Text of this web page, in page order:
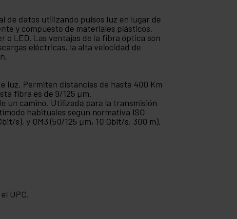
de datos utilizando pulsos luz en lugar de
y compuesto de materiales plásticos.
o LED. Las ventajas de la fibra óptica son
eléctricas, la alta velocidad de
luz. Permiten distancias de hasta 400 Km
fibra es de 9/125 µm.
un camino. Utilizada para la transmisión
habituales segun normativa ISO
s), y OM3 (50/125 µm, 10 Gbit/s, 300 m).
UPC.